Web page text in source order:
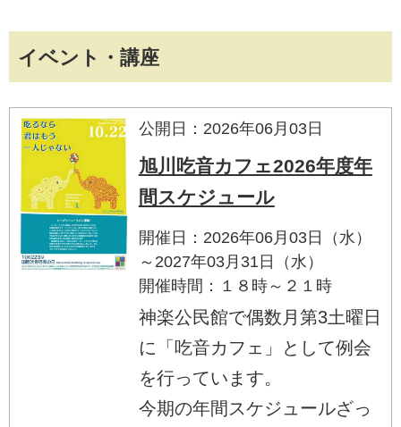
イベント・講座
公開日：2026年06月03日
旭川吃音カフェ2026年度年
間スケジュール
開催日：2026年06月03日（水）
～2027年03月31日（水）
開催時間：１８時～２１時
神楽公民館で偶数月第3土曜日
に「吃音カフェ」として例会
を行っています。
今期の年間スケジュールざっ